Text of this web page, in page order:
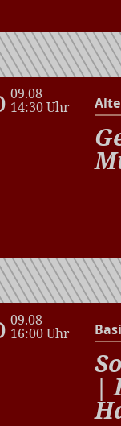
09.08
14:30 Uhr
09.08
16:00 Uhr
|